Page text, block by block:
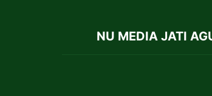
NU MEDIA JATI